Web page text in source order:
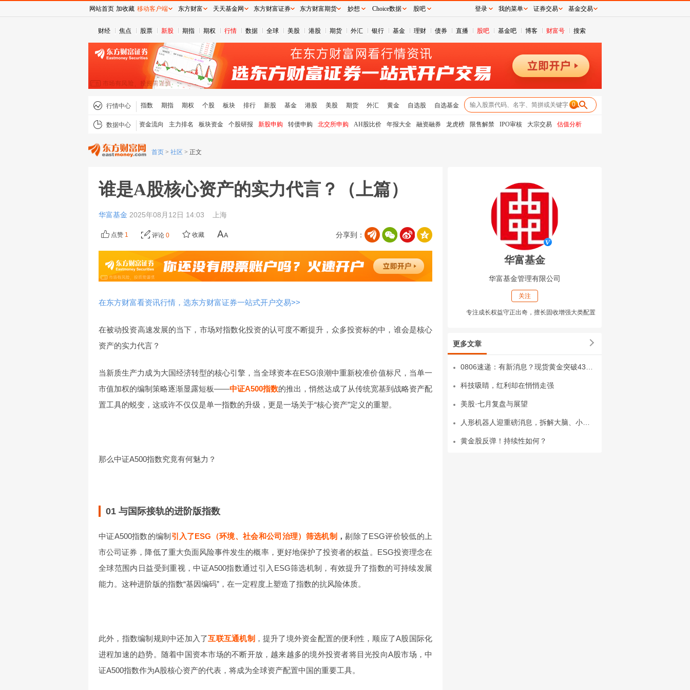
财经 焦点 股票 新股 期指 期权 行情 数据 全球 美股 港股 期货 外汇 银行 基金 理财 债券 直播 股吧 基金吧 博客 财富号 搜索
行情中心 指数 期指 期权 个股 板块 排行 新股 基金 港股 美股 期货 外汇 黄金 自选股 自选基金 0
数据中心 资金流向 主力排名 板块资金 个股研报 新股申购 转债申购 北交所申购 AH股比价 年报大全 融资融券 龙虎榜 限售解禁 IPO审核 大宗交易 估值分析
首页 > 社区 > 正文
谁是A股核心资产的实力代言？（上篇）
华富基金 2025年08月12日 14:03 上海
分享到：
点赞 1 评论 0 收藏
在东方财富看资讯行情，选东方财富证券一站式开户交易>>
在被动投资高速发展的当下，市场对指数化投资的认可度不断提升，众多投资标的中，谁会是核心
资产的实力代言？
当新质生产力成为大国经济转型的核心引擎，当全球资本在ESG浪潮中重新校准价值标尺，当单一
市值加权的编制策略逐渐显露短板——中证A500指数的推出，悄然达成了从传统宽基到战略资产配
置工具的蜕变，这或许不仅仅是单一指数的升级，更是一场关于“核心资产”定义的重塑。
那么中证A500指数究竟有何魅力？
01 与国际接轨的进阶版指数
中证A500指数的编制 引入了ESG（环境、社会和公司治理）筛选机制 ，剔除了ESG评价较低的上
市公司证券，降低了重大负面风险事件发生的概率，更好地保护了投资者的权益。ESG投资理念在
全球范围内日益受到重视，中证A500指数通过引入ESG筛选机制，有效提升了指数的可持续发展
能力。这种进阶版的指数“基因编码”，在一定程度上塑造了指数的抗风险体质。
此外，指数编制规则中还加入了互联互通机制 ，提升了境外资金配置的便利性，顺应了A股国际化
进程加速的趋势。随着中国资本市场的不断开放，越来越多的境外投资者将目光投向A股市场，中
证A500指数作为A股核心资产的代表，将成为全球资产配置中国的重要工具。
华富基金
华富基金管理有限公司
关注
专注成长权益守正出奇，擅长固收增强大类配置
更多文章
科技吸睛，红利却在悄悄走强
美股·七月复盘与展望
黄金股反弹！持续性如何？
网站首页 加收藏 移动客户端 东方财富 天天基金网 东方财富证券 东方财富期货 妙想 Choice数据 股吧 登录 我的菜单 证券交易 基金交易